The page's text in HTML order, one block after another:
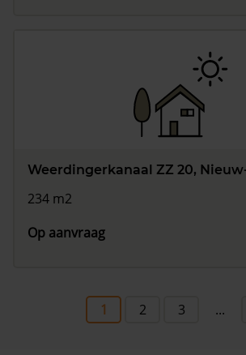
Weerdingerkanaal ZZ 20,
234 m2
Op aanvraag
1 2 3 ...